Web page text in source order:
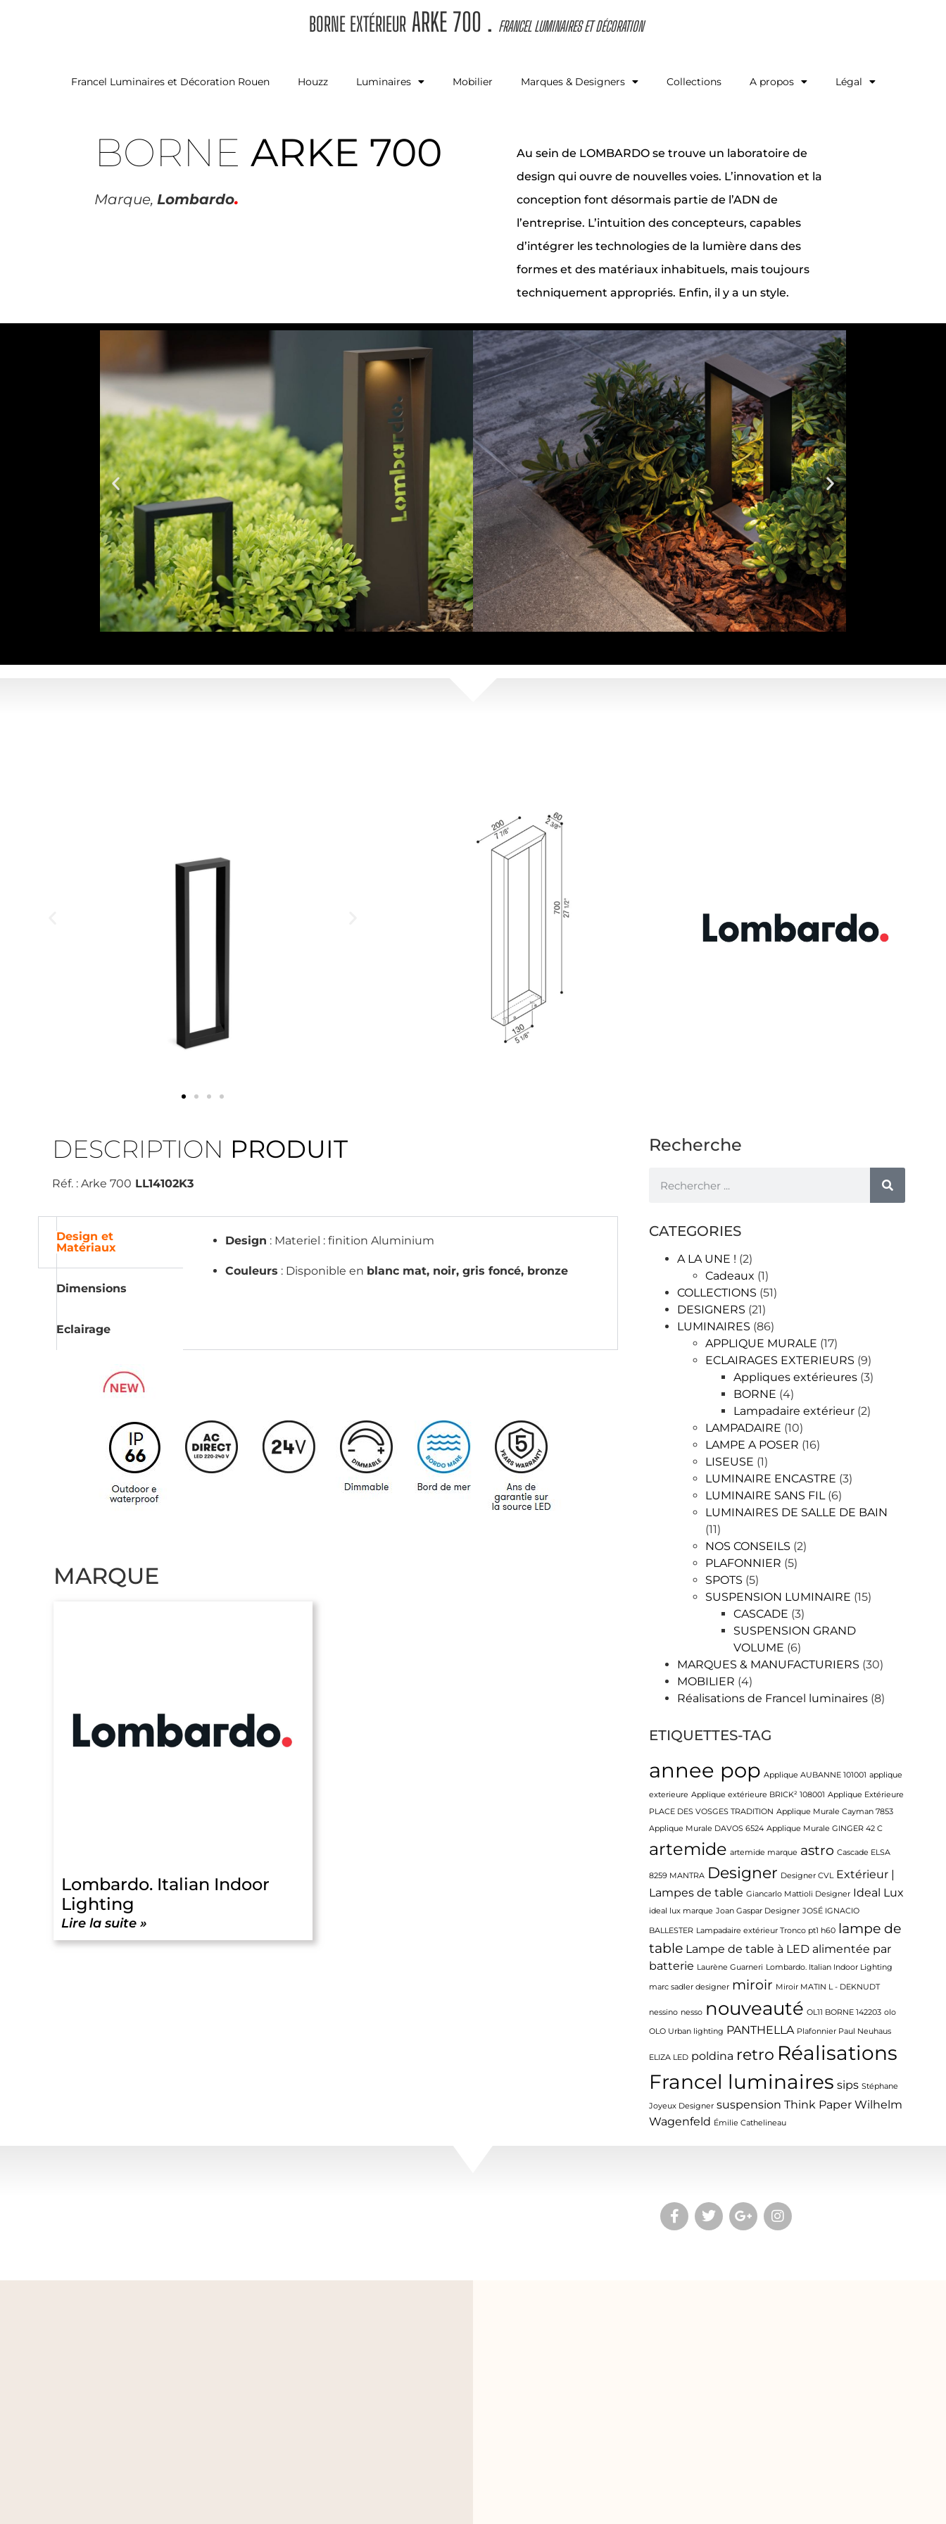
BORNE EXTÉRIEURARKE 700 . FRANCEL LUMINAIRES ET DÉCORATION
Francel Luminaires et Décoration Rouen Houzz Luminaires Mobilier Marques & Designers Collections A propos Légal
BORNEARKE 700
Marque,Lombardo.
Au sein de LOMBARDO se trouve un laboratoire de
design qui ouvre de nouvelles voies. L’innovation et la
conception font désormais partie de l’ADN de
l’entreprise. L’intuition des concepteurs, capables
d’intégrer les technologies de la lumière dans des
formes et des matériaux inhabituels, mais toujours
techniquement appropriés. Enfin, il y a un style.
DESCRIPTION PRODUIT
Réf. : Arke 700 LL14102K3
Design et
Matériaux
Dimensions
Eclairage
Design : Materiel : finition Aluminium
Couleurs : Disponible en blanc mat, noir, gris foncé, bronze
MARQUE
Lombardo. Italian Indoor
Lighting
Lire la suite »
Recherche
CATEGORIES
A LA UNE ! (2)
Cadeaux (1)
COLLECTIONS (51)
DESIGNERS (21)
LUMINAIRES (86)
APPLIQUE MURALE (17)
ECLAIRAGES EXTERIEURS (9)
Appliques extérieures(3)
BORNE (4)
Lampadaire extérieur(2)
LAMPADAIRE (10)
LAMPE A POSER (16)
LISEUSE (1)
LUMINAIRE ENCASTRE (3)
LUMINAIRE SANS FIL(6)
LUMINAIRES DE SALLE DE BAIN
(11)
NOS CONSEILS (2)
PLAFONNIER (5)
SPOTS (5)
SUSPENSION LUMINAIRE (15)
CASCADE (3)
SUSPENSION GRAND
VOLUME (6)
MARQUES & MANUFACTURIERS (30)
MOBILIER (4)
Réalisations de Francel luminaires(8)
ETIQUETTES-TAG
annee pop Applique AUBANNE 101001 applique
exterieure Applique extérieure BRICK² 108001 Applique Extérieure
PLACE DES VOSGES TRADITION Applique Murale Cayman 7853
Applique Murale DAVOS 6524 Applique Murale GINGER 42 C
artemide artemide marque astro Cascade ELSA
8259 MANTRA Designer Designer CVL Extérieur |
Lampes de table Giancarlo Mattioli Designer Ideal Lux
ideal lux marque Joan Gaspar Designer JOSÉ IGNACIO
BALLESTER Lampadaire extérieur Tronco pt1 h60 lampe de
table Lampe de table à LED alimentée par
batterie Laurène Guarneri Lombardo. Italian Indoor Lighting
marc sadler designer miroir Miroir MATIN L - DEKNUDT
nessino nesso nouveauté OL11 BORNE 142203 olo
OLO Urban lighting PANTHELLA Plafonnier Paul Neuhaus
ELIZA LED poldina retro Réalisations
Francel luminaires sips Stéphane
Joyeux Designer suspension Think Paper Wilhelm
Wagenfeld Émilie Cathelineau